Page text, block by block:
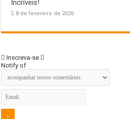
Incríveis!
8 de fevereiro de 2026
Inscreva-se
Notify of